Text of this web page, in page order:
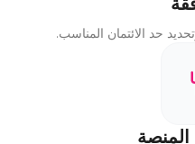
حد الائتمان المناسب.